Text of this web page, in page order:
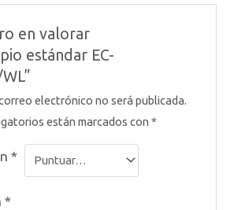
en valorar
estándar EC-
electrónico no será publicada.
están marcados con *
*
*